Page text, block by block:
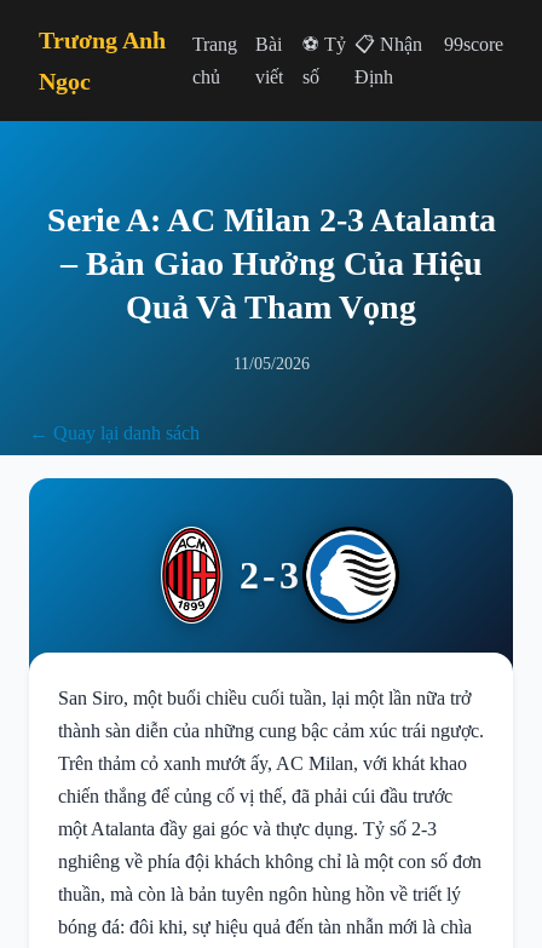
Trương Anh
Ngọc
Trang
chủ
Bài
viết
⚽ Tỷ
số
📋 Nhận
Định
99score
Serie A: AC Milan 2-3 Atalanta
– Bản Giao Hưởng Của Hiệu
Quả Và Tham Vọng
11/05/2026
← Quay lại danh sách
2-3
San Siro, một buổi chiều cuối tuần, lại một lần nữa trở
thành sàn diễn của những cung bậc cảm xúc trái ngược.
Trên thảm cỏ xanh mướt ấy, AC Milan, với khát khao
chiến thắng để củng cố vị thế, đã phải cúi đầu trước
một Atalanta đầy gai góc và thực dụng. Tỷ số 2-3
nghiêng về phía đội khách không chỉ là một con số đơn
thuần, mà còn là bản tuyên ngôn hùng hồn về triết lý
bóng đá: đôi khi, sự hiệu quả đến tàn nhẫn mới là chìa